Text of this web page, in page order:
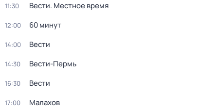
11:30 Вести. Местное время
12:00 60 минут
14:00 Вести
14:30 Вести-Пермь
16:30 Вести
17:00 Малахов